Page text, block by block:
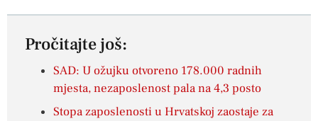
Pročitajte još:
SAD: U ožujku otvoreno 178.000 radnih
mjesta, nezaposlenost pala na 4,3 posto
Stopa zaposlenosti u Hrvatskoj zaostaje za